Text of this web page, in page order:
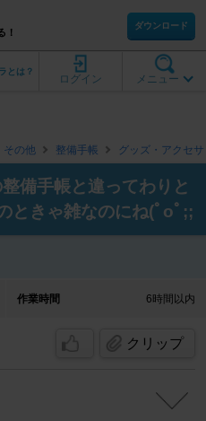
！
ダウンロード
メニュー
ログイン
とは？
その他 整備手帳 グッズ・アクセ
備手帳と違ってわりと
ときゃ雑なのにね(ﾟoﾟ;;
作業時間 6時間以内
クリップ